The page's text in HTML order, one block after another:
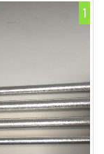
1